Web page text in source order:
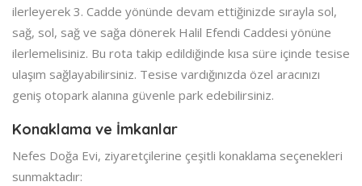
ilerleyerek 3. Cadde yönünde devam ettiğinizde sırayla sol,
sağ, sol, sağ ve sağa dönerek Halil Efendi Caddesi yönüne
ilerlemelisiniz. Bu rota takip edildiğinde kısa süre içinde tesise
ulaşım sağlayabilirsiniz. Tesise vardığınızda özel aracınızı
geniş otopark alanına güvenle park edebilirsiniz.
Konaklama ve İmkanlar
Nefes Doğa Evi, ziyaretçilerine çeşitli konaklama seçenekleri
sunmaktadır: